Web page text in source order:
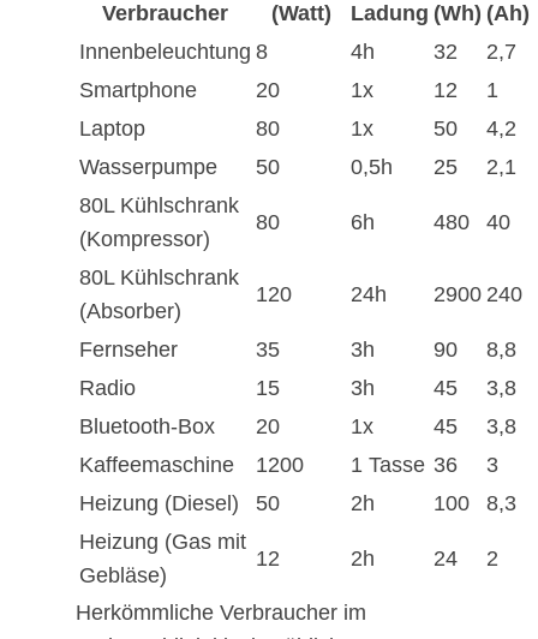
Verbraucher
(Watt)
Ladung (Wh) (Ah)
Innenbeleuchtung 8 4h 32
2,7
Smartphone
20 1x 12
1
Laptop
80 1x 50
4,2
Wasserpumpe
50 0,5h 25
2,1
80L Kühlschrank
(Kompressor)
80 6h 480 40
80L Kühlschrank
(Absorber)
120 24h 2900 240
Fernseher 35 3h 90
8,8
Radio
15 3h 45
3,8
Bluetooth-Box
20 1x 45
3,8
Kaffeemaschine
1200 1 Tasse 36
3
Heizung (Diesel)
50 2h 100
8,3
Heizung (Gas mit
Gebläse)
12 2h 24 2
Herkömmliche Verbraucher im